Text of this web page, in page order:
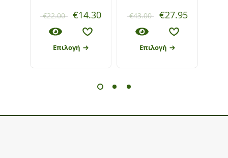
€22.00 €14.30
Επιλογή
€43.00 €27.95
Επιλογή